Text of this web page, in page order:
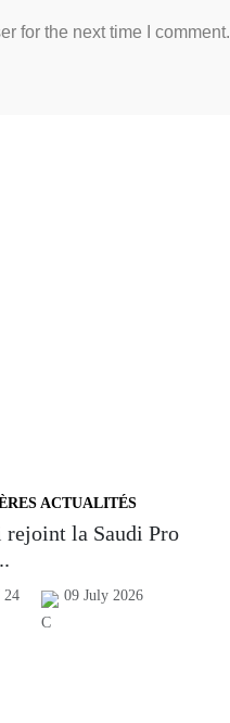
for the next time I comment.
ACTUALITÉS
la Saudi Pro
24 09 July 2026